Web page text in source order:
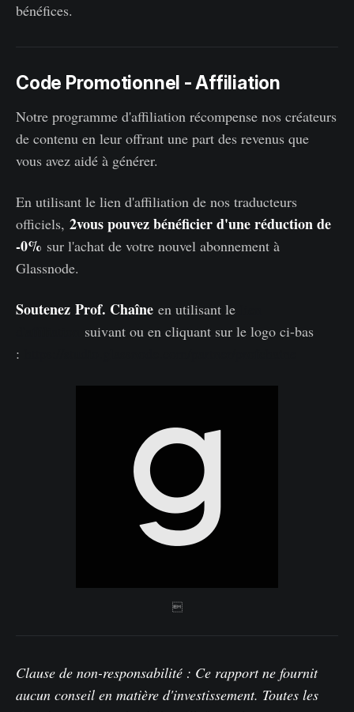
bénéfices.
Code Promotionnel - Affiliation
Notre programme d'affiliation récompense nos créateurs
de contenu en leur offrant une part des revenus que
vous avez aidé à générer.
En utilisant le lien d'affiliation de nos traducteurs
officiels, 2vous pouvez bénéficier d'une réduction de
-0% sur l'achat de votre nouvel abonnement à
Glassnode.
Soutenez Prof. Chaîne en utilisant le
suivant ou en cliquant sur le logo ci-bas
:

Clause de non-responsabilité : Ce rapport ne fournit
aucun conseil en matière d'investissement. Toutes les